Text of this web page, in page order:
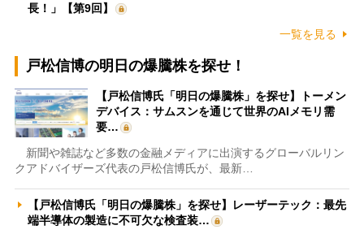
長！」【第9回】
一覧を見る
戸松信博の明日の爆騰株を探せ！
【戸松信博氏「明日の爆騰株」を探せ】トーメン
デバイス：サムスンを通じて世界のAIメモリ需
要…
新聞や雑誌など多数の金融メディアに出演するグローバルリン
クアドバイザーズ代表の戸松信博氏が、最新…
【戸松信博氏「明日の爆騰株」を探せ】レーザーテック：最先
端半導体の製造に不可欠な検査装…